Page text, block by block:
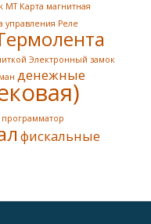
MT Карта магнитная
управления Реле
Электронный замок
денежные
программатор
фискальные